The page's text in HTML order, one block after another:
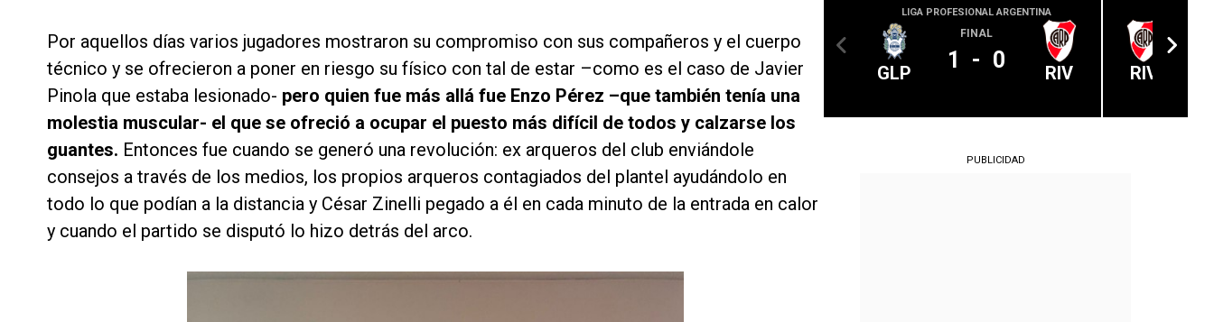
Por aquellos días varios jugadores mostraron su compromiso con sus compañeros y el cuerpo
técnico y se ofrecieron a poner en riesgo su físico con tal de estar –como es el caso de Javier
Pinola que estaba lesionado- pero quien fue más allá fue Enzo Pérez –que también tenía una
molestia muscular- el que se ofreció a ocupar el puesto más difícil de todos y calzarse los
guantes. Entonces fue cuando se generó una revolución: ex arqueros del club enviándole
consejos a través de los medios, los propios arqueros contagiados del plantel ayudándolo en
todo lo que podían a la distancia y César Zinelli pegado a él en cada minuto de la entrada en calor
y cuando el partido se disputó lo hizo detrás del arco.
LIGA PROFESIONAL ARGENTINA
GLP
FINAL
1 - 0 RIV RIV
PUBLICIDAD